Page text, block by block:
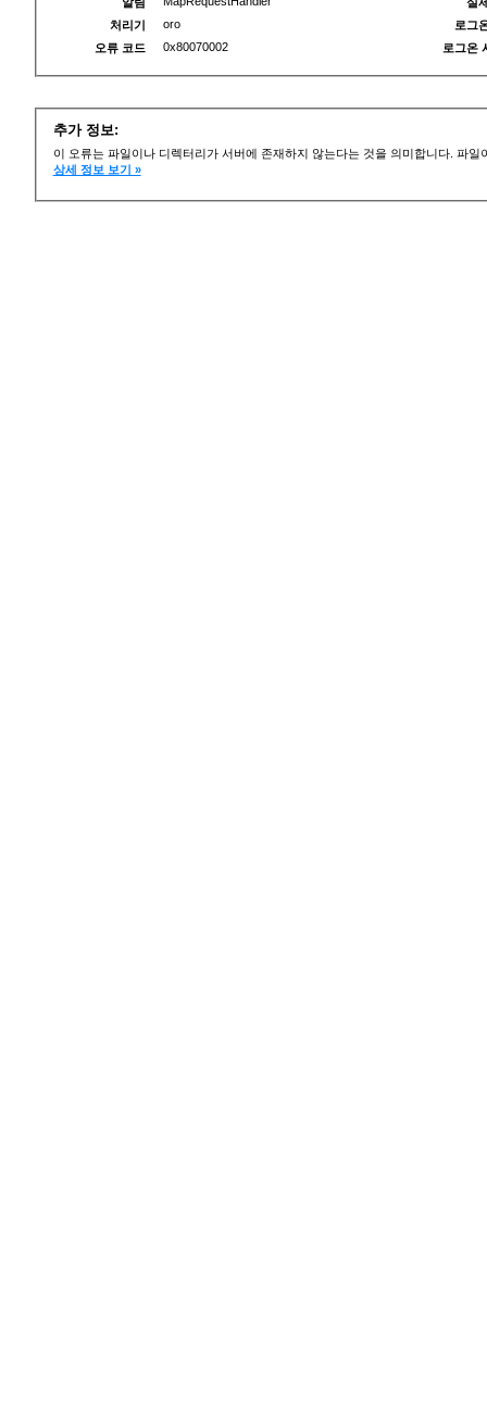
처리기
oro
오류 코드
0x80070002
로그
로그온
추가 정보:
이 오류는 파일이나 디렉터리가 서버에 존재하지 않는다는 것을 의미합니다. 파
상세 정보 보기 »